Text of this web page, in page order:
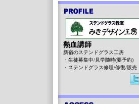
熱血講師
新宿のステンドグラス工房
・生徒募集中/見学随時(要予約)
・ステンドグラス修理/修復/販売